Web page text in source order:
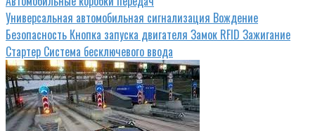
Универсальная автомобильная сигнализация Вождение
Безопасность Кнопка запуска двигателя Замок RFID Зажигание
Стартер Система бесключевого ввода